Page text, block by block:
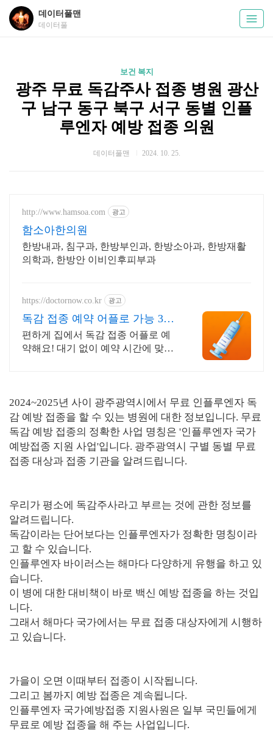
데이터풀맨
데이터풀
보건 복지
광주 무료 독감주사 접종 병원 광산
구 남구 동구 북구 서구 동별 인플
루엔자 예방 접종 의원
데이터풀맨 2024. 10. 25.
http://www.hamsoa.com 광고
함소아한의원
한방내과, 침구과, 한방부인과, 한방소아과, 한방재활
의학과, 한방안 이비인후피부과
https://doctornow.co.kr 광고
독감 접종 예약 어플로 가능 365
일 24시간 진료가능
편하게 집에서 독감 접종 어플로 예
약해요! 대기 없이 예약 시간에 맞춰
2024~2025년 사이 광주광역시에서 무료 인플루엔자 독
감 예방 접종을 할 수 있는 병원에 대한 정보입니다. 무료
독감 예방 접종의 정확한 사업 명칭은 '인플루엔자 국가
예방접종 지원 사업'입니다. 광주광역시 구별 동별 무료
접종 대상과 접종 기관을 알려드립니다.
우리가 평소에 독감주사라고 부르는 것에 관한 정보를
알려드립니다.
독감이라는 단어보다는 인플루엔자가 정확한 명칭이라
고 할 수 있습니다.
인플루엔자 바이러스는 해마다 다양하게 유행을 하고 있
습니다.
이 병에 대한 대비책이 바로 백신 예방 접종을 하는 것입
니다.
그래서 해마다 국가에서는 무료 접종 대상자에게 시행하
고 있습니다.
가을이 오면 이때부터 접종이 시작됩니다.
그리고 봄까지 예방 접종은 계속됩니다.
인플루엔자 국가예방접종 지원사원은 일부 국민들에게
무료로 예방 접종을 해 주는 사업입니다.